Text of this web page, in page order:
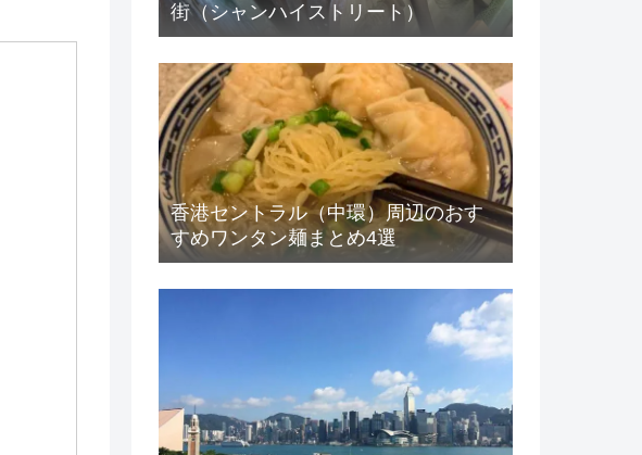
街（シャンハイストリート）
香港セントラル（中環）周辺のおす
すめワンタン麺まとめ4選